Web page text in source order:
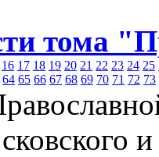
тома
16 17 18 19 20 21 22 23 24 25
64 65 66 67 68 69 70 71 72 73